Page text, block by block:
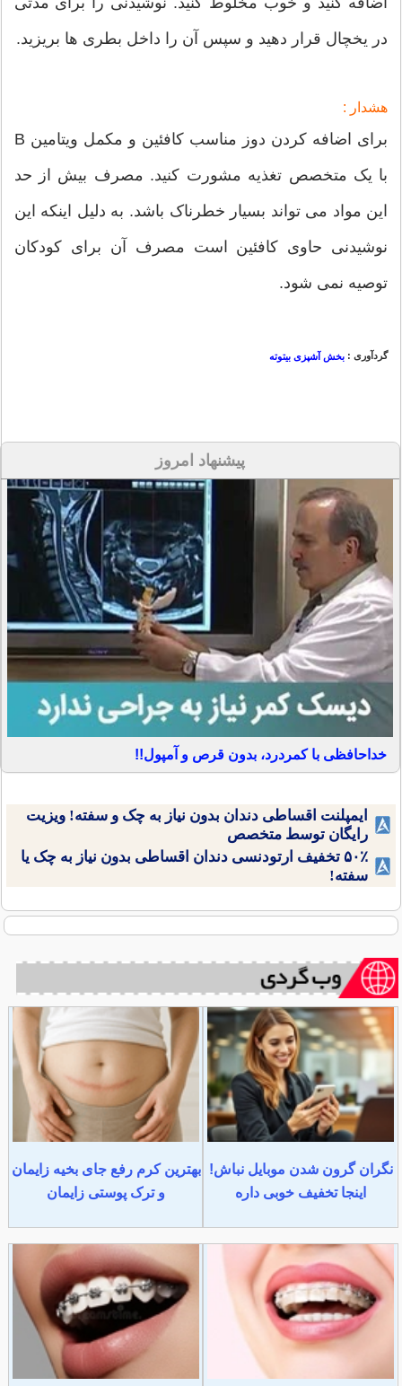
در یخچال قرار دهید و سپس آن را داخل بطری ها بریزید.
هشدار :
برای اضافه کردن دوز مناسب کافئین و مکمل ویتامین B
با یک متخصص تغذیه مشورت کنید. مصرف بیش از حد
این مواد می تواند بسیار خطرناک باشد. به دلیل اینکه این
نوشیدنی حاوی کافئین است مصرف آن برای کودکان
توصیه نمی شود.
گردآوری : بخش آشپزی بیتوته
پیشنهاد امروز
خداحافظی با کمردرد، بدون قرص و آمپول!!
ایمپلنت اقساطی دندان بدون نیاز به چک و سفته! ویزیت
رایگان توسط متخصص
۵۰٪ تخفیف ارتودنسی دندان اقساطی بدون نیاز به چک یا
سفته!
نگران گرون شدن موبایل نباش!
اینجا تخفیف خوبی داره
بهترین کرم رفع جای بخیه زایمان
و ترک پوستی زایمان